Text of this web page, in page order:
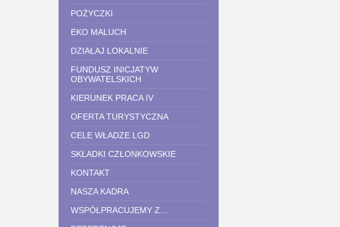
POŻYCZKI
EKO MALUCH
DZIAŁAJ LOKALNIE
FUNDUSZ INICJATYW
OBYWATELSKICH
KIERUNEK PRACA IV
OFERTA TURYSTYCZNA
CELE WŁADZE LGD
SKŁADKI CZŁONKOWSKIE
KONTAKT
NASZA KADRA
WSPÓŁPRACUJEMY Z...